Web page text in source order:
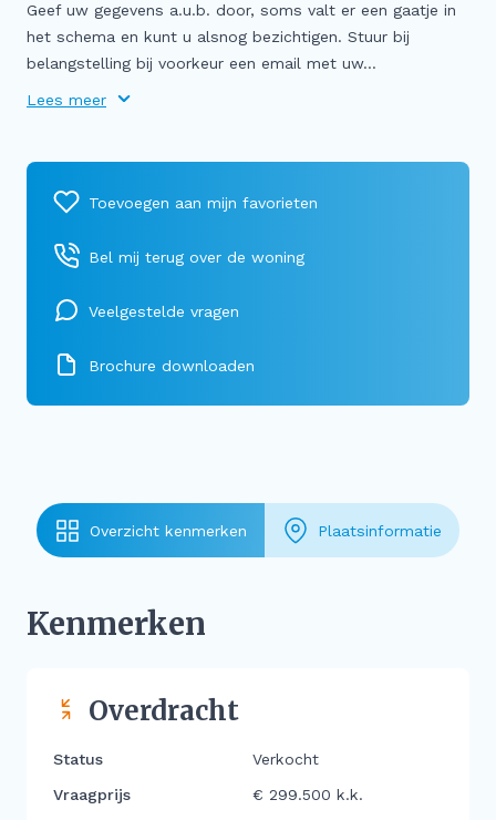
Geef uw gegevens a.u.b. door, soms valt er een gaatje in
het schema en kunt u alsnog bezichtigen. Stuur bij
belangstelling bij voorkeur een email met uw...
Lees meer
Bel mij terug over de woning
Veelgestelde vragen
Brochure downloaden
Overzicht kenmerken Plaatsinformatie
Kenmerken
Overdracht
Status
Verkocht
Vraagprijs
€ 299.500 k.k.